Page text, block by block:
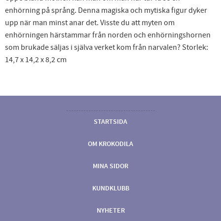
enhörning på språng. Denna magiska och mytiska figur dyker
upp när man minst anar det. Visste du att myten om
enhörningen härstammar från norden och enhörningshornen
som brukade säljas i själva verket kom från narvalen? Storlek:
14,7 x 14,2 x 8,2 cm
STARTSIDA
OM KROKODILA
MINA SIDOR
KUNDKLUBB
NYHETER